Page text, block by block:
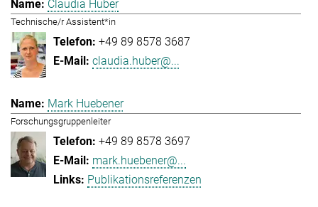
Claudia Huber
Technische/r Assistent*in
+49 89 8578 3687
claudia.huber@...
Mark Huebener
Forschungsgruppenleiter
+49 89 8578 3697
mark.huebener@...
Publikationsreferenzen